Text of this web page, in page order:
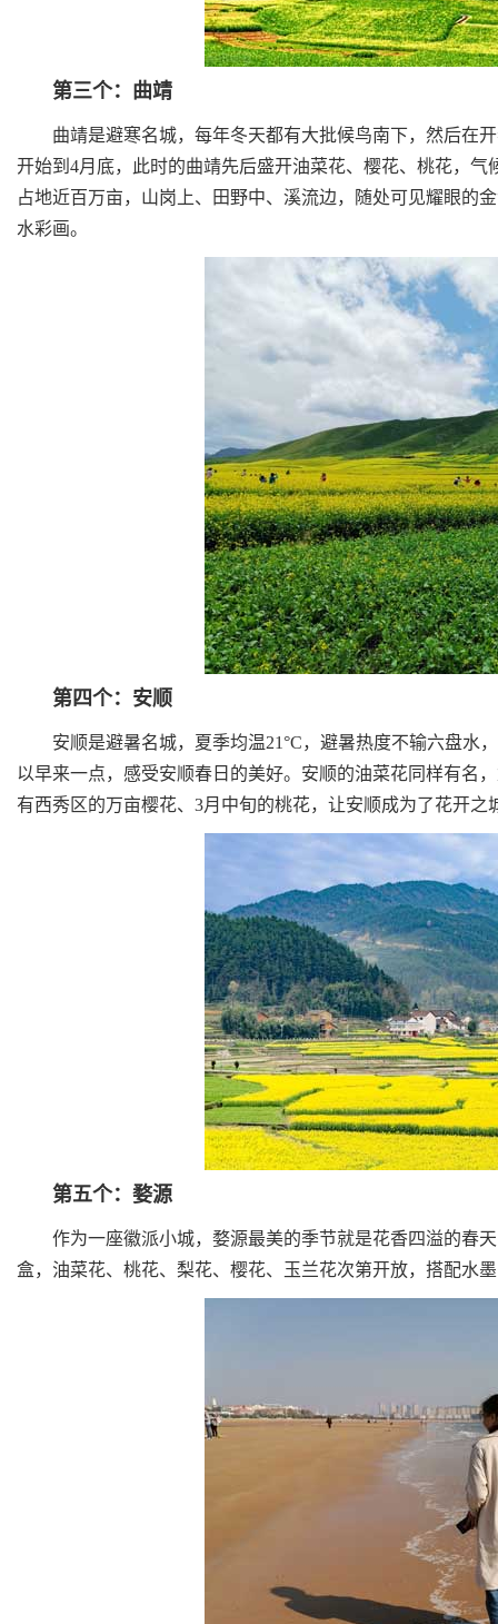
第三个：曲靖
曲靖是避寒名城，每年冬天都有大批候鸟南下，然后在开
开始到4月底，此时的曲靖先后盛开油菜花、樱花、桃花，
占地近百万亩，山岗上、田野中、溪流边，随处可见耀眼的
水彩画。
第四个：安顺
安顺是避暑名城，夏季均温21°C，避暑热度不输六盘水
以早来一点，感受安顺春日的美好。安顺的油菜花同样有名
有西秀区的万亩樱花、3月中旬的桃花，让安顺成为了花开之
第五个：婺源
作为一座徽派小城，婺源最美的季节就是花香四溢的春天
盒，油菜花、桃花、梨花、樱花、玉兰花次第开放，搭配水